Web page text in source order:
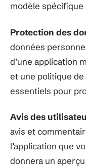
modèle
Protection des
données
d’une application
et une politique
essentiels pour
Avis des
avis et
l’application que
donnera un